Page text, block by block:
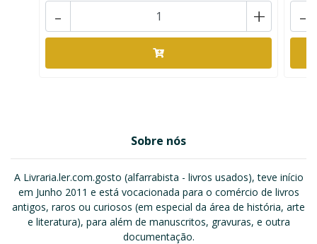
+
- -
Sobre nós
A Livraria.ler.com.gosto (alfarrabista - livros usados), teve início
em Junho 2011 e está vocacionada para o comércio de livros
antigos, raros ou curiosos (em especial da área de história, arte
e literatura), para além de manuscritos, gravuras, e outra
documentação.